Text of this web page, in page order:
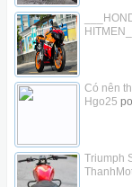
Có nên
Hgo25
Triumph